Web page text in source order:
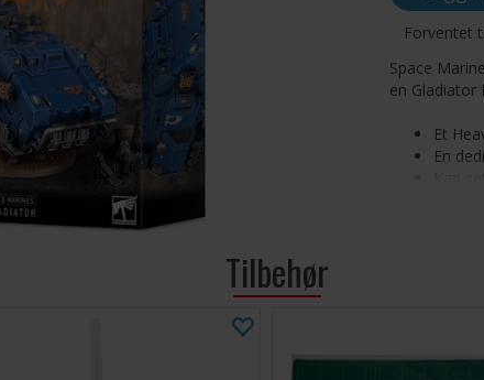
Forventet
Space
en Gladiator
Et
En
Kan
Tilbehør